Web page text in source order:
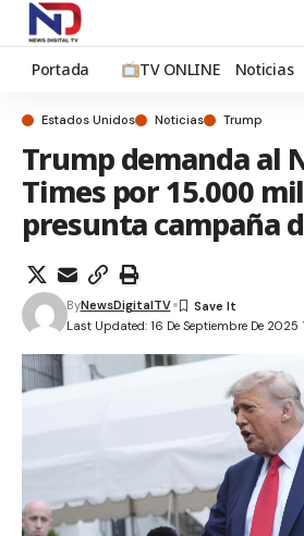
Portada TV ONLINE Noticias
Estados Unidos Noticias Trump
Trump demanda al
Times por 15.000
presunta campaña
Last Updated: 16 De Septiembre De 2025
ByNewsDigitalTV